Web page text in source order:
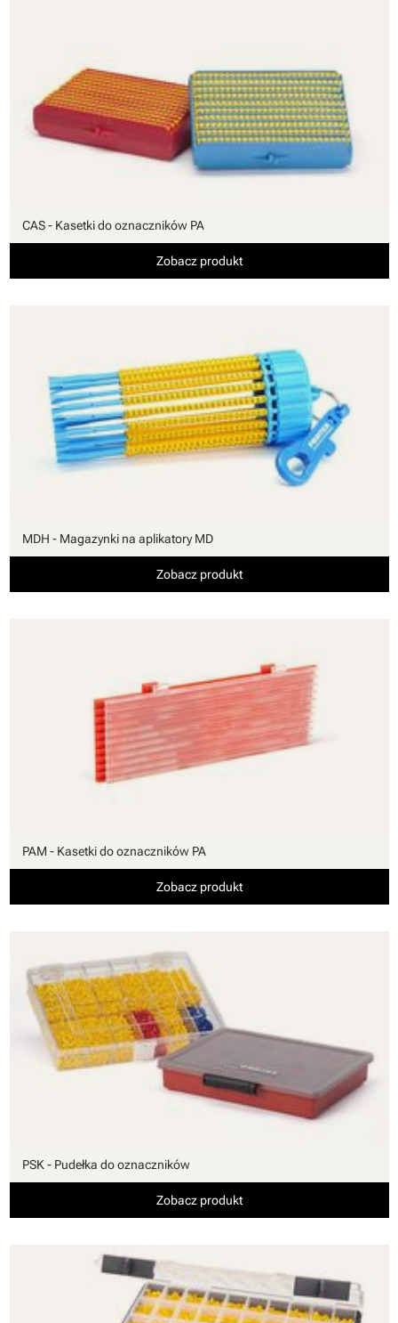
CAS - Kasetki do oznaczników PA
Zobacz produkt
MDH - Magazynki na aplikatory MD
Zobacz produkt
PAM - Kasetki do oznaczników PA
Zobacz produkt
PSK - Pudełka do oznaczników
Zobacz produkt